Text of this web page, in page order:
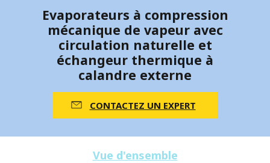
Evaporateurs à compression
mécanique de vapeur avec
circulation naturelle et
échangeur thermique à
calandre externe
CONTACTEZ UN EXPERT
Vue d'ensemble